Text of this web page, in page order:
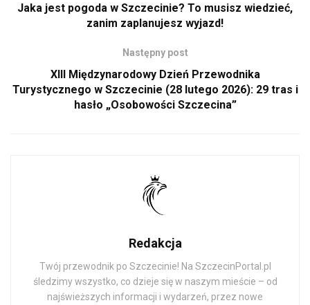
Jaka jest pogoda w Szczecinie? To musisz wiedzieć,
zanim zaplanujesz wyjazd!
Następny post
XIII Międzynarodowy Dzień Przewodnika
Turystycznego w Szczecinie (28 lutego 2026): 29 tras i
hasło „Osobowości Szczecina”
Redakcja
Twój przewodnik po Szczecinie! Na SzczecinPortal.pl
śledzimy wszystko, co dzieje się w naszym mieście – od
najświeższych informacji i wydarzeń, przez nowe